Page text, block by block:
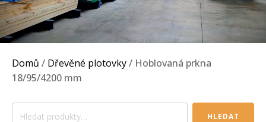
Domů / Dřevěné plotovky/ Hoblovaná prkna
18/95/4200 mm
Hledat: HLEDAT